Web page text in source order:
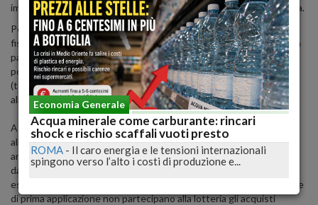
importo pari o superiore a 1 euro ed esibendo il loro codice lotteria.
Per ottenere il codice lotteria basterà inserire il proprio codice
fiscale nell’area pubblica del 'portale lotteria' che sarà disponibile a
partire dalle ore 12 del 9 marzo 2020. Una volta generato, il codice
potrà essere stampato su carta o salvato su dispositivo mobile
(telefoni cellulari, smartphone, tablet, ecc.) e mostrato
all’esercente.
A partire dall’1 luglio 2020, spiega l'agenzia, potranno partecipare
alla lotteria le persone fisiche, maggiorenni e residenti
anagraficamente in Italia che acquistano beni o servizi fuori
dall’esercizio di attività d’impresa, arte o professione presso
esercenti che trasmettono telematicamente i corrispettivi. In fase
di prima applicazione non partecipano alla lotteria gli acquisti
Economia Generale
Acqua minerale come carburante: rincari
shock e rischio scaffali vuoti presto
ROMA - Il caro energia e le tensioni internazionali
spingono verso l’alto i costi di produzione e...